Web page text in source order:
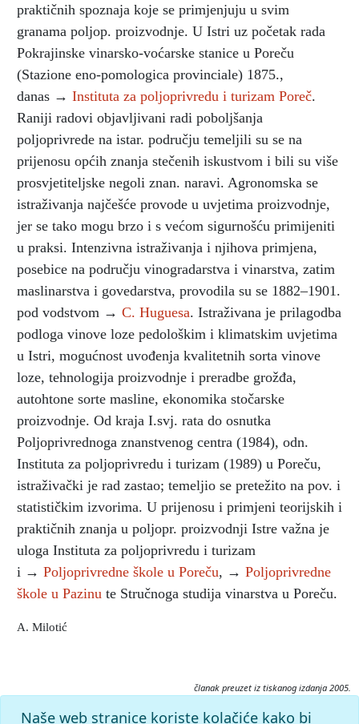
praktičnih spoznaja koje se primjenjuju u svim
granama poljop. proizvodnje. U Istri uz početak rada
Pokrajinske vinarsko-voćarske stanice u Poreču
(Stazione eno-pomologica provinciale) 1875.,
danas → Instituta za poljoprivredu i turizam Poreč.
Raniji radovi objavljivani radi poboljšanja
poljoprivrede na istar. području temeljili su se na
prijenosu općih znanja stečenih iskustvom i bili su više
prosvjetiteljske negoli znan. naravi. Agronomska se
istraživanja najčešće provode u uvjetima proizvodnje,
jer se tako mogu brzo i s većom sigurnošću primijeniti
u praksi. Intenzivna istraživanja i njihova primjena,
posebice na području vinogradarstva i vinarstva, zatim
maslinarstva i govedarstva, provodila su se 1882–1901.
pod vodstvom → C. Huguesa. Istraživana je prilagodba
podloga vinove loze pedološkim i klimatskim uvjetima
u Istri, mogućnost uvođenja kvalitetnih sorta vinove
loze, tehnologija proizvodnje i preradbe grožđa,
autohtone sorte masline, ekonomika stočarske
proizvodnje. Od kraja I.svj. rata do osnutka
Poljoprivrednoga znanstvenog centra (1984), odn.
Instituta za poljoprivredu i turizam (1989) u Poreču,
istraživački je rad zastao; temeljio se pretežito na pov. i
statističkim izvorima. U prijenosu i primjeni teorijskih i
praktičnih znanja u poljopr. proizvodnji Istre važna je
uloga Instituta za poljoprivredu i turizam
i → Poljoprivredne škole u Poreču, → Poljoprivredne
škole u Pazinu te Stručnoga studija vinarstva u Poreču.
A. Milotić
članak preuzet iz tiskanog izdanja 2005.
Citiranje:
Naše web stranice koriste kolačiće kako bi